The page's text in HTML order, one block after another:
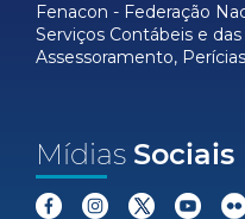
Fenacon - Federação
Serviços Contábeis e
Assessoramento,
Mídias Sociais